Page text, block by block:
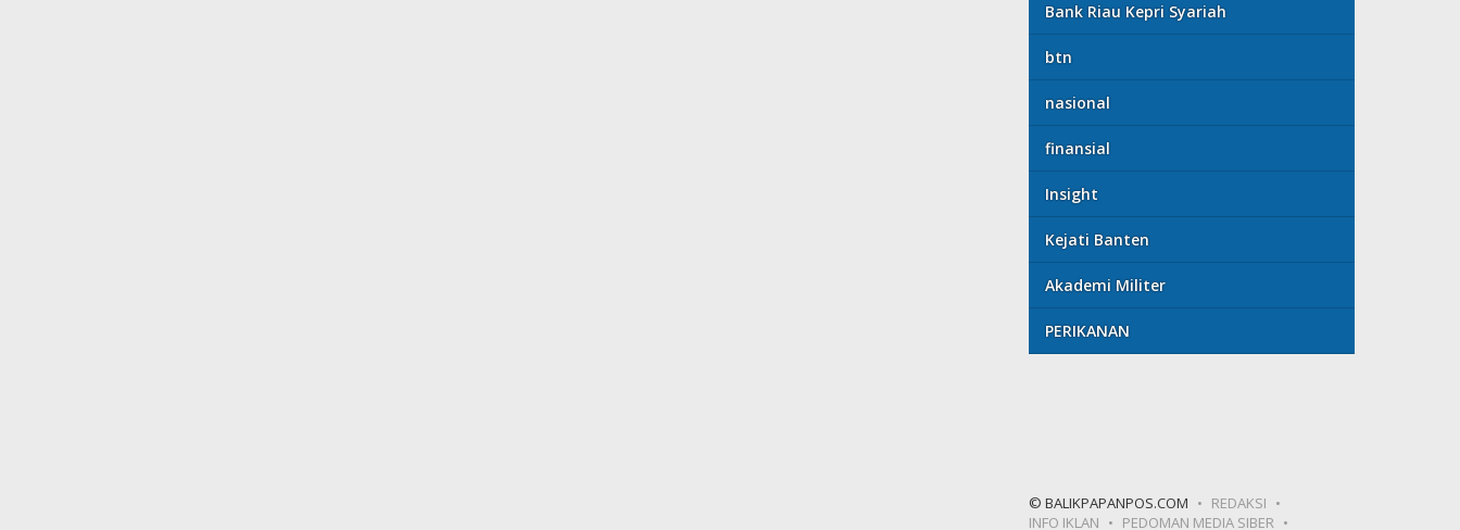
Bank Riau Kepri Syariah
btn
nasional
finansial
Insight
Kejati Banten
Akademi Militer
PERIKANAN
© BALIKPAPANPOS.COM
REDAKSI
INFO IKLAN
PEDOMAN MEDIA SIBER